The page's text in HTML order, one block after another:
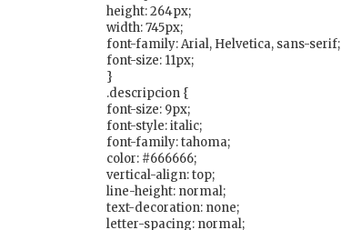
height: 264px;
width: 745px;
font-family: Arial, Helvetica, sans-serif;
font-size: 11px;
}
.descripcion {
font-size: 9px;
font-style: italic;
font-family: tahoma;
color: #666666;
vertical-align: top;
line-height: normal;
text-decoration: none;
letter-spacing: normal;